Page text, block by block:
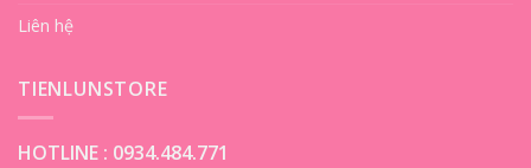
Liên hệ
TIENLUNSTORE
HOTLINE : 0934.484.771